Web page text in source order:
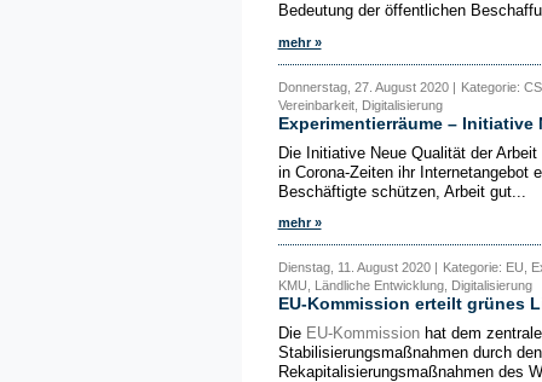
Bedeutung der öffentlichen
mehr »
Donnerstag, 27. August 2020 | Kategorie:
Vereinbarkeit, Digitalisierung
Experimentierräume – Initiative
Die Initiative Neue Qualität der
in Corona-Zeiten ihr Internetangebot
Beschäftigte schützen, Arbeit gut...
mehr »
Dienstag, 11. August 2020 |
Kategorie: EU,
KMU, Ländliche Entwicklung, Digitalisierung
EU-Kommission erteilt grünes
Die EU-Kommissionhat dem
Stabilisierungsmaßnahmen durch
Rekapitalisierungsmaßnahmen des